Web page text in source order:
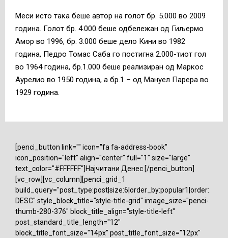
Меси исто така беше автор на голот бр. 5.000 во 2009
година. Голот бр. 4.000 беше одбележан од Гиљермо
Амор во 1996, бр. 3.000 беше дело Кини во 1982
година, Педро Томас Саба го постигна 2.000-тиот гол
во 1964 година, бр.1.000 беше реализиран од Маркос
Аурелио во 1950 година, а бр.1 – од Мануел Парера во
1929 година.
[penci_button link="" icon="fa fa-address-book"
icon_position="left" align="center" full="1" size="large"
text_color="#FFFFFF"]Најчитани Денес [/penci_button]
[vc_row][vc_column][penci_grid_1
build_query="post_type:post|size:6|order_by:popular1|order:
DESC" style_block_title="style-title-grid" image_size="penci-
thumb-280-376" block_title_align="style-title-left"
post_standard_title_length="12"
block_title_font_size="14px" post_title_font_size="12px"